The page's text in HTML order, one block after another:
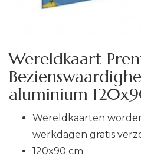
Wereldkaart
aluminium
Wereldkaarten
werkdagen gratis
120x90 cm